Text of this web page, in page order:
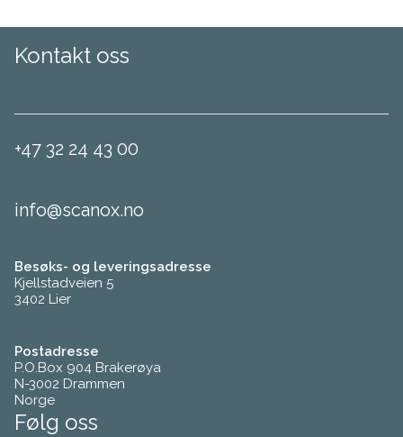
Kontakt oss
+47 32 24 43 00
info@scanox.no
Besøks- og leveringsadresse
Kjellstadveien 5
3402 Lier
Postadresse
P.O.Box 904 Brakerøya
N-3002 Drammen
Norge
Følg oss